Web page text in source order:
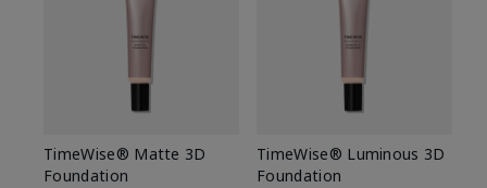
TimeWise® Matte 3D
Foundation
TimeWise® Luminous 3D
Foundation